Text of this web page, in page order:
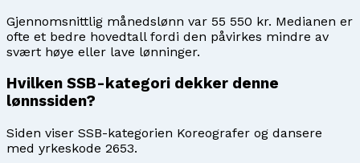
Gjennomsnittlig månedslønn var 55 550 kr. Medianen er
ofte et bedre hovedtall fordi den påvirkes mindre av
svært høye eller lave lønninger.
Hvilken SSB-kategori dekker denne
lønnssiden?
Siden viser SSB-kategorien Koreografer og dansere
med yrkeskode 2653.